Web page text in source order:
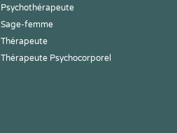
Psychothérapeute
Sage-femme
Thérapeute
Thérapeute Psychocorporel